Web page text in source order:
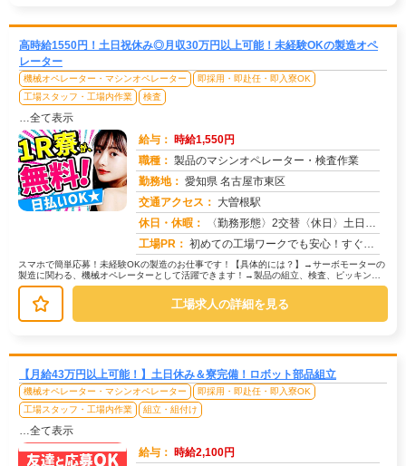
高時給1550円！土日祝休み◎月収30万円以上可能！未経験OKの製造オペ
レーター
機械オペレーター・マシンオペレーター
即採用・即赴任・即入寮OK
工場スタッフ・工場内作業
検査
…全て表示
給与： 時給1,550円
職種： 製品のマシンオペレーター・検査作業
勤務地： 愛知県 名古屋市東区
交通アクセス： 大曽根駅
休日・休暇：
〈勤務形態〉2交替〈休日〉土日祝★ＧＷ★夏季休暇★冬季休暇★年末年始
工場PR： 初めての工場ワークでも安心！すぐに生活を始められる環境が整っています！→ 家具付き寮は初期費用0円！敷金・礼金、鍵...
スマホで簡単応募！未経験OKの製造のお仕事です！【具体的には？】→サーボモーターの
製造に関わる、機械オペレーターとして活躍できます！→製品の組立、検査、ピッキン
グ、運搬など、複数の工程があります...
工場求人の詳細を見る
【月給43万円以上可能！】土日休み＆寮完備！ロボット部品組立
機械オペレーター・マシンオペレーター
即採用・即赴任・即入寮OK
工場スタッフ・工場内作業
組立・組付け
…全て表示
給与： 時給2,100円